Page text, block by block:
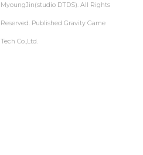
MyoungJin(studio DTDS). All Rights
Reserved. Published Gravity Game
Tech Co.,Ltd.